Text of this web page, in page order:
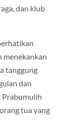
dan klub
menekankan
tanggung
dan
Prabumulih
tua yang